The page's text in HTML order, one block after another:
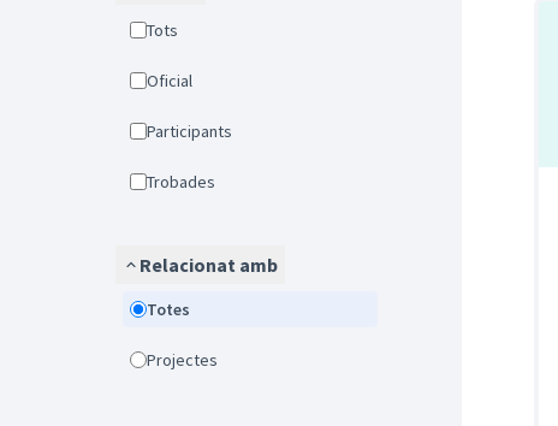
Tots
Oficial
Participants
Trobades
Relacionat amb
Totes
Projectes